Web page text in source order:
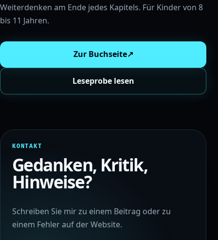
Weiterdenken am Ende jedes Kapitels. Für Kinder von 8
bis 11 Jahren.
Zur Buchseite↗
Leseprobe lesen
KONTAKT
Gedanken, Kritik,
Hinweise?
Schreiben Sie mir zu einem Beitrag oder zu
einem Fehler auf der Website.